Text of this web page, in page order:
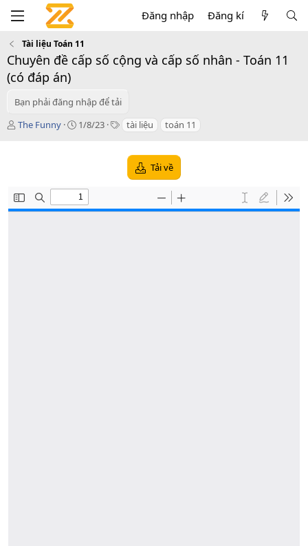
Đăng nhập Đăng kí
Tài liệu Toán 11
Chuyên đề cấp số cộng và cấp số nhân - Toán 11
(có đáp án)
Bạn phải đăng nhập để tải
T
The Funny
C
o
n
1/8/23
T tài liệu toán 11
Tải về